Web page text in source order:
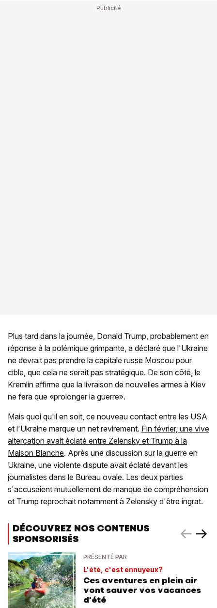
Plus tard dans la journée, Donald Trump, probablement en
réponse à la polémique grimpante, a déclaré que l'Ukraine
ne devrait pas prendre la capitale russe Moscou pour
cible, que cela ne serait pas stratégique. De son côté, le
Kremlin affirme que la livraison de nouvelles armes à Kiev
ne fera que «prolonger la guerre».
Mais quoi qu'il en soit, ce nouveau contact entre les USA
et l'Ukraine marque un net revirement. Fin février, une vive
altercation avait éclaté entre Zelensky et Trump à la
Maison Blanche. Après une discussion sur la guerre en
Ukraine, une violente dispute avait éclaté devant les
journalistes dans le Bureau ovale. Les deux parties
s'accusaient mutuellement de manque de compréhension
et Trump reprochait notamment à Zelensky d'être ingrat.
DÉCOUVREZ NOS CONTENUS
SPONSORISÉS
PRÉSENTÉ PAR
L'été, c'est ennuyeux?
Ces aventures en plein air
vont sauver vos vacances
d'été